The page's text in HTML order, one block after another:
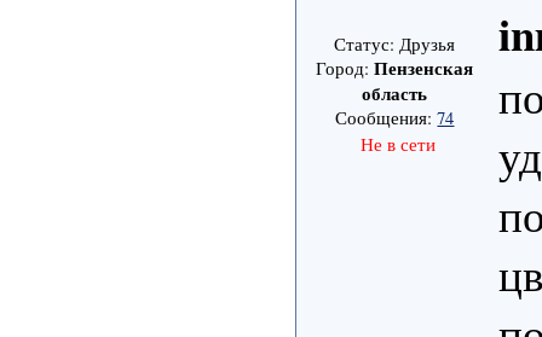
Статус: Друзья
Город:Пензенская
область
Сообщения:74
Не в сети